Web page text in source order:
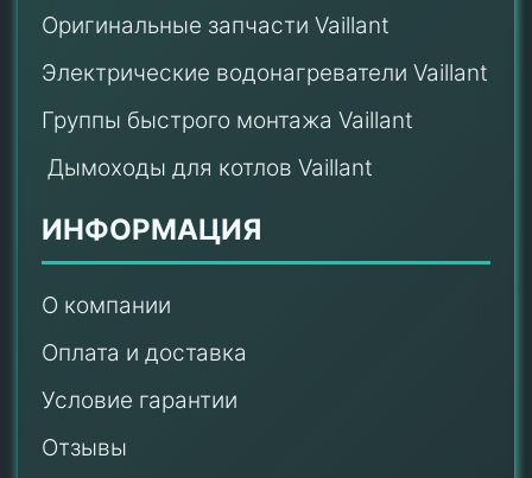
Оригинальные запчасти Vaillant
Электрические водонагреватели Vaillant
Группы быстрого монтажа Vaillant
Дымоходы для котлов Vaillant
ИНФОРМАЦИЯ
О компании
Оплата и доставка
Условие гарантии
Отзывы